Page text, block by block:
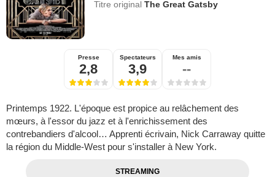
Titre originalThe Great Gatsby
Presse
2,8
Spectateurs
3,9
Mes amis
--
Printemps 1922. L'époque est propice au relâchement des
mœurs, à l'essor du jazz et à l'enrichissement des
contrebandiers d'alcool… Apprenti écrivain, Nick Carraway quitte
la région du Middle-West pour s'installer à New York.
STREAMING